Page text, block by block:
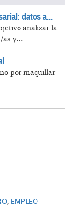
datos a...
analizar la
as y...
por maquillar
, EMPLEO